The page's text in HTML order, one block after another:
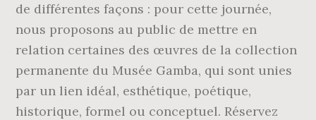
de différentes façons : pour cette journée,
nous proposons au public de mettre en
relation certaines des œuvres de la collection
permanente du Musée Gamba, qui sont unies
par un lien idéal, esthétique, poétique,
historique, formel ou conceptuel. Réservez